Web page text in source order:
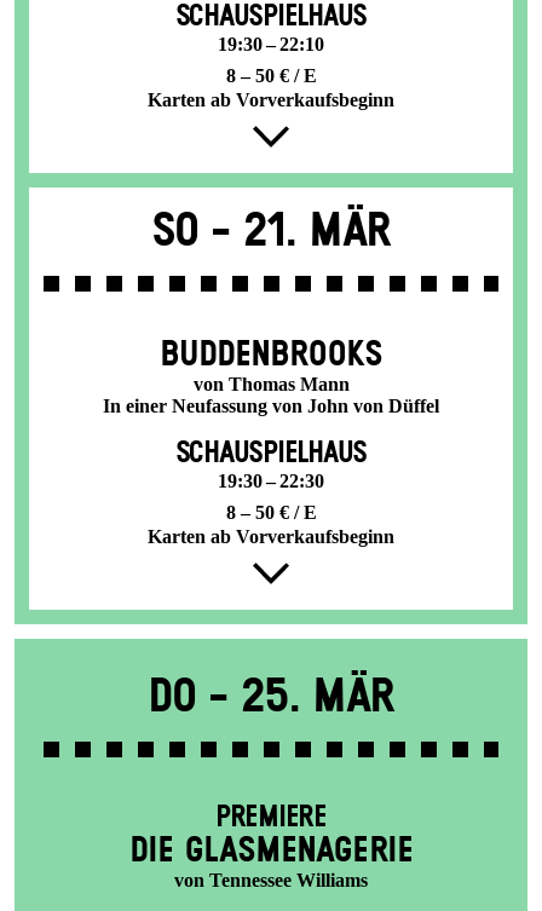
SCHAUSPIELHAUS
19:30 – 22:10
8 – 50 € / E
Karten ab Vorverkaufsbeginn
So - 21. Mär
BUDDENBROOKS
von Thomas Mann
In einer Neufassung von John von Düffel
SCHAUSPIELHAUS
19:30 – 22:30
8 – 50 € / E
Karten ab Vorverkaufsbeginn
Do - 25. Mär
PREMIERE
DIE GLAS­MENAGERIE
von Tennessee Williams